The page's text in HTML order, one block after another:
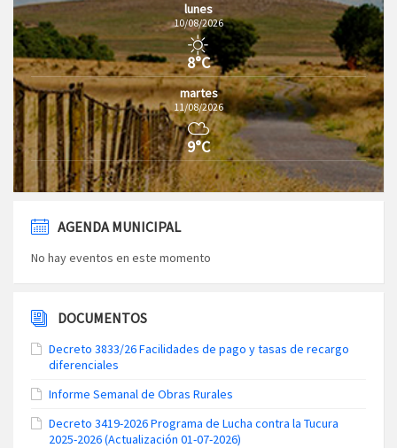
lunes
10/08/2026
8°C
martes
11/08/2026
9°C
AGENDA MUNICIPAL
No hay eventos en este momento
DOCUMENTOS
Decreto 3833/26 Facilidades de pago y tasas de recargo
diferenciales
Informe Semanal de Obras Rurales
Decreto 3419-2026 Programa de Lucha contra la Tucura
2025-2026 (Actualización 01-07-2026)